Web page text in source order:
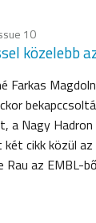
10
közelebb
Farkas
a Nagy
cikk közül az
Rau az EMBL-